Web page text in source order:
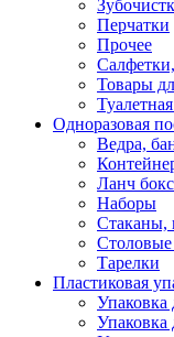
Перчатки
Прочее
Товары
Одноразовая
Ведра,
Ланч
Наборы
Стаканы,
Тарелки
Пластиковая
Упаковка
Упаковка